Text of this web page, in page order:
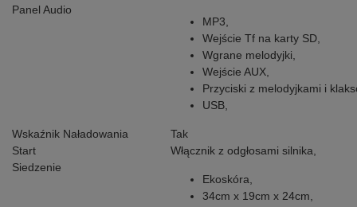
Panel Audio
MP3,
Wejście Tf na karty SD,
Wgrane melodyjki,
Wejście AUX,
Przyciski z melodyjkami i
USB,
Wskaźnik Naładowania
Tak
Start
Włącznik z odgłosami silnika,
Siedzenie
Ekoskóra,
34cm x 19cm x 24cm,